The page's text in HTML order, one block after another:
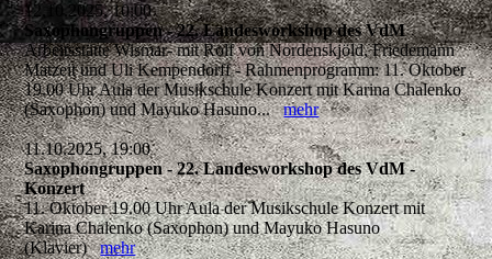
12.10.2025, 10:00
Saxophongruppen - 22. Landesworkshop des VdM
Arbeitsstätte Wismar- mit Rolf von Nordenskjöld, Friedemann
Matzeit und Uli Kempendorff - Rahmenprogramm: 11. Oktober
19.00 Uhr Aula der Musikschule Konzert mit Karina Chalenko
(Saxophon) und Mayuko Hasuno...mehr
11.10.2025, 19:00
Saxophongruppen - 22. Landesworkshop des VdM -
Konzert
11. Oktober 19.00 Uhr Aula der Musikschule Konzert mit
Karina Chalenko (Saxophon) und Mayuko Hasuno
(Klavier)mehr